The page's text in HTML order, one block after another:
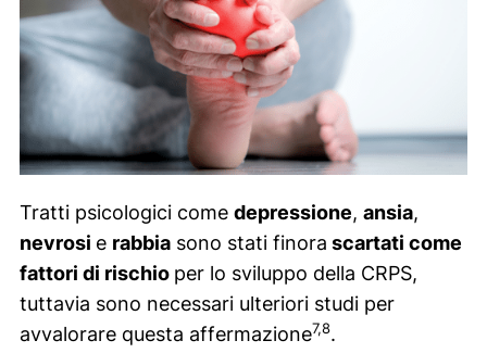
Tratti psicologici come depressione, ansia,
nevrosi e rabbiasono stati finora scartati come
fattori di rischio per lo sviluppo della CRPS,
tuttavia sono necessari ulteriori studi per
avvalorare questa affermazione7,8.